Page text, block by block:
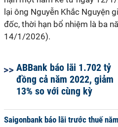
lại ông Nguyễn Khắc Nguyện
đốc, thời hạn bổ nhiệm là ba
14/1/2026).
ABBank báo lãi 1.702 tỷ
đồng cả năm 2022, giảm
13% so với cùng kỳ
Saigonbank báo lãi trước thuế